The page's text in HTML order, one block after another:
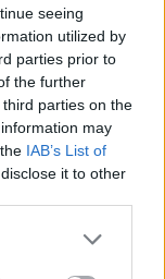
seeing
utilized by
parties prior to
the further
parties on the
may
IAB’s List of
it to other